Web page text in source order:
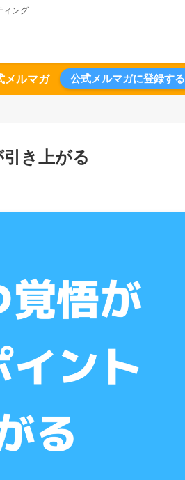
ィング
メルマガ 公式メルマガに登録する
き上がる